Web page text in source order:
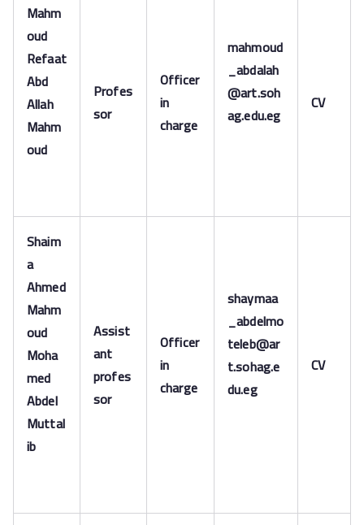
Mahm
oud
Refaat
Abd
Allah
Mahm
oud
Profes
sor
Officer
in
charge
mahmoud
_abdalah
@art.soh
ag.edu.eg
CV
Shaim
a
Ahmed
Mahm
oud
Moha
med
Abdel
Muttal
ib
Assist
ant
profes
sor
Officer
in
charge
shaymaa
_abdelmo
teleb@ar
t.sohag.e
du.eg
CV